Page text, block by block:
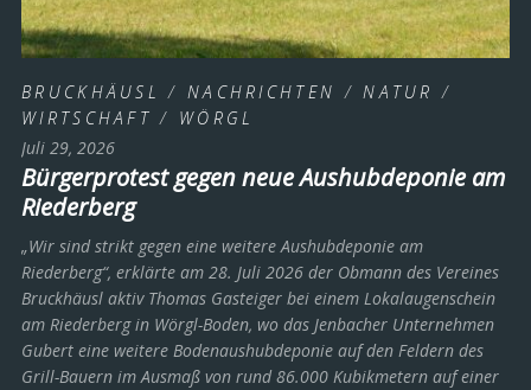
BRUCKHÄUSL / NACHRICHTEN /NATUR /
WIRTSCHAFT / WÖRGL
Juli 29, 2026
Bürgerprotest gegen neue Aushubdeponie am
Riederberg
„Wir sind strikt gegen eine weitere Aushubdeponie am
Riederberg“, erklärte am 28. Juli 2026 der Obmann des Vereines
Bruckhäusl aktiv Thomas Gasteiger bei einem Lokalaugenschein
am Riederberg in Wörgl-Boden, wo das Jenbacher Unternehmen
Gubert eine weitere Bodenaushubdeponie auf den Feldern des
Grill-Bauern im Ausmaß von rund 86.000 Kubikmetern auf einer